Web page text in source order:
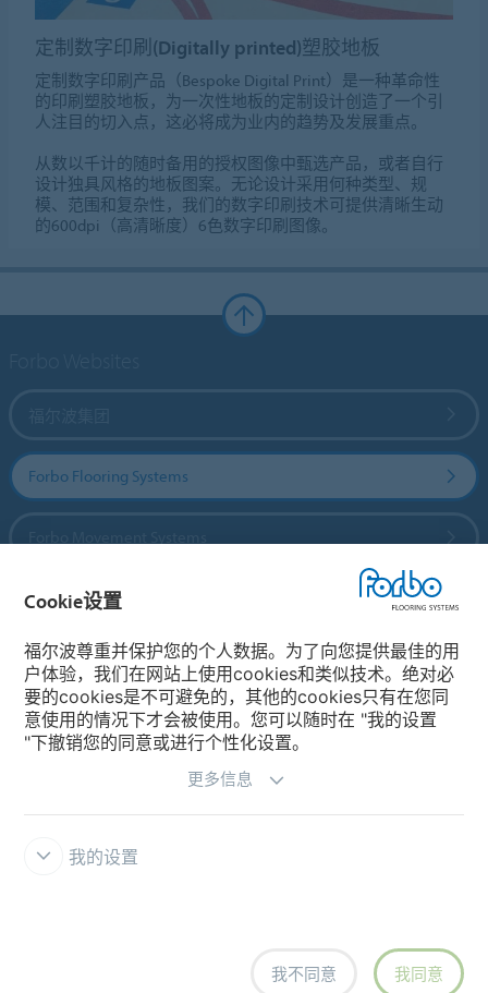
定制数字印刷(Digitally printed)塑胶地板
定制数字印刷产品（Bespoke Digital Print）是一种革命性
的印刷塑胶地板，为一次性地板的定制设计创造了一个引
人注目的切入点，这必将成为业内的趋势及发展重点。
从数以千计的随时备用的授权图像中甄选产品，或者自行
设计独具风格的地板图案。无论设计采用何种类型、规
模、范围和复杂性，我们的数字印刷技术可提供清晰生动
的600dpi（高清晰度）6色数字印刷图像。
Forbo Flooring Systems
选择你的国家
Cookie设置
福尔波尊重并保护您的个人数据。为了向您提供最佳的用
户体验，我们在网站上使用cookies和类似技术。绝对必
要的cookies是不可避免的，其他的cookies只有在您同
意使用的情况下才会被使用。您可以随时在 "我的设置
"下撤销您的同意或进行个性化设置。
更多信息
我的设置
我不同意 我同意